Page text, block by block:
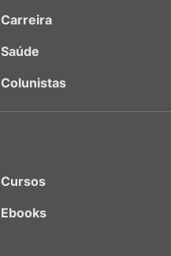
Carreira
Saúde
Colunistas
Cursos
Ebooks